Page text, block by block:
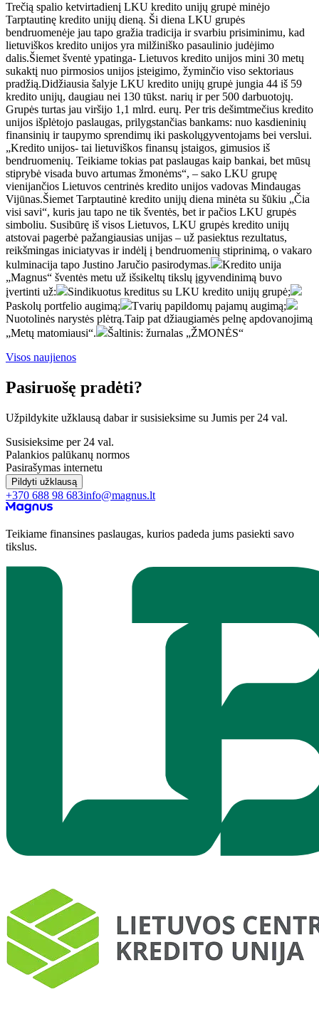
Trečią spalio ketvirtadienį LKU kredito unijų grupė minėjo
Tarptautinę kredito unijų dieną. Ši diena LKU grupės
bendruomenėje jau tapo gražia tradicija ir svarbiu prisiminimu, kad
lietuviškos kredito unijos yra milžiniško pasaulinio judėjimo
dalis.Šiemet šventė ypatinga- Lietuvos kredito unijos mini 30 metų
sukaktį nuo pirmosios unijos įsteigimo, žyminčio viso sektoriaus
pradžią.Didžiausia šalyje LKU kredito unijų grupė jungia 44 iš 59
kredito unijų, daugiau nei 130 tūkst. narių ir per 500 darbuotojų.
Grupės turtas jau viršijo 1,1 mlrd. eurų. Per tris dešimtmečius kredito
unijos išplėtojo paslaugas, prilygstančias bankams: nuo kasdieninių
finansinių ir taupymo sprendimų iki paskolųgyventojams bei verslui.
„Kredito unijos- tai lietuviškos finansų įstaigos, gimusios iš
bendruomenių. Teikiame tokias pat paslaugas kaip bankai, bet mūsų
stiprybė visada buvo artumas žmonėms“, – sako LKU grupę
vienijančios Lietuvos centrinės kredito unijos vadovas Mindaugas
Vijūnas.Šiemet Tarptautinė kredito unijų diena minėta su šūkiu „Čia
visi savi“, kuris jau tapo ne tik šventės, bet ir pačios LKU grupės
simboliu. Susibūrę iš visos Lietuvos, LKU grupės kredito unijų
atstovai pagerbė pažangiausias unijas – už pasiektus rezultatus,
reikšmingas iniciatyvas ir indėlį į bendruomenių stiprinimą, o vakaro
kulminacija tapo Justino Jaručio pasirodymas.
Kredito unija
„Magnus“ šventės metu už išsikeltų tikslų įgyvendinimą buvo
įvertinti už:
Sindikuotus kreditus su LKU kredito unijų grupė;
Paskolų portfelio augimą;
Tvarių papildomų pajamų augimą;
Nuotolinės narystės plėtrą.Taip pat džiaugiamės pelnę apdovanojimą
„Metų matomiausi“.
Šaltinis: žurnalas „ŽMONĖS“
Visos naujienos
Pasiruošę pradėti?
Užpildykite užklausą dabar ir susisieksime su Jumis per 24 val.
Susisieksime per 24 val.
Palankios palūkanų normos
Pasirašymas internetu
Pildyti užklausą
+370 688 98 683info@magnus.lt
Teikiame finansines paslaugas, kurios padeda jums pasiekti savo
tikslus.